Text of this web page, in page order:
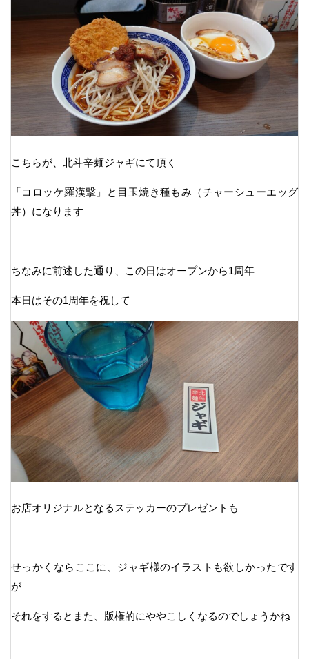
こちらが、北斗辛麺ジャギにて頂く
「コロッケ羅漢撃」と目玉焼き種もみ（チャーシューエッグ
丼）になります
ちなみに前述した通り、この日はオープンから1周年
本日はその1周年を祝して
お店オリジナルとなるステッカーのプレゼントも
せっかくならここに、ジャギ様のイラストも欲しかったです
が
それをするとまた、版権的にややこしくなるのでしょうかね